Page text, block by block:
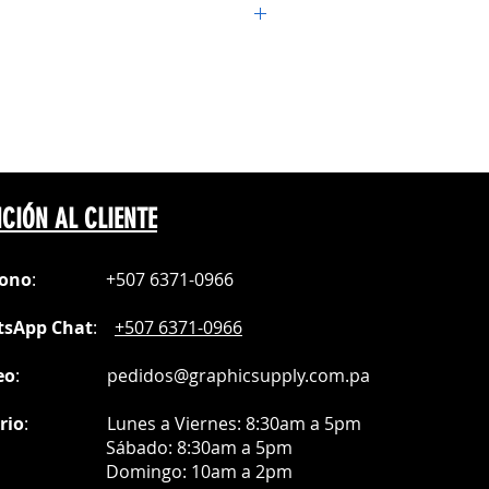
de uso diario?
HACIENDO CLICK
imágenes de sus seres
AL CLIENTE
: +507 6371-0966
Chat: +507 6371-0966
: pedidos@graphicsupply.com.pa
: Lunes a Viernes: 8:30am a 5pm
: 8:30am a 5pm
10am a 2pm